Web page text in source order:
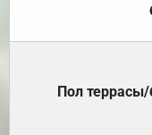
Пол террасы/